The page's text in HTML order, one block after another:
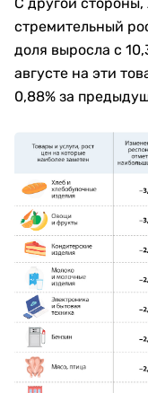
стремительный
доля выросла с
августе на эти
0,88% за